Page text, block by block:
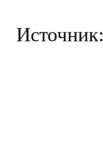
Источник: